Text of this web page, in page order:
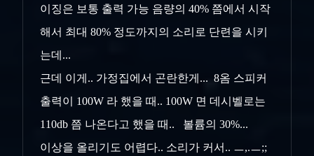
이징은 보통 출력 가능 음량의 40% 쯤에서 시작
해서 최대 80% 정도까지의 소리로 단련을 시키
는데...
근데 이게.. 가정집에서 곤란한게... 8옴 스피커
출력이 100W 라 했을 때.. 100W 면 데시벨로는
110db 쯤 나온다고 했을 때.. 볼륨의 30%...
이상을 올리기도 어렵다.. 소리가 커서.. ㅡ,.ㅡ;;